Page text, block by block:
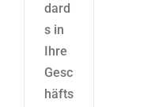
dard
s in
Ihre
Gesc
häfts